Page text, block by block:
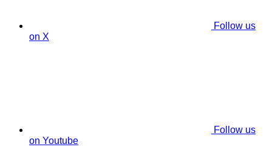
Follow us
on X
Follow us
on Youtube